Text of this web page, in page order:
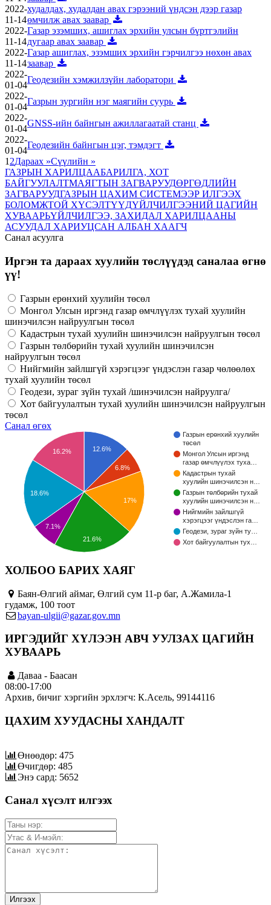
2022-
11-14
худалдах, худалдан авах гэрээний үндсэн дээр газар
өмчилж авах заавар
2022-
11-14
Газар эзэмших, ашиглах эрхийн улсын бүртгэлийн
дугаар авах заавар
2022-
11-14
Газар ашиглах, эзэмших эрхийн гэрчилгээ нөхөн авах
заавар
2022-
01-04
Геодезийн хэмжилзүйн лаборатори
2022-
01-04
Газрын зургийн нэг маягийн суурь
2022-
01-04
GNSS-ийн байнгын ажиллагаатай станц
2022-
01-04
Геодезийн байнгын цэг, тэмдэгт
1 2Дараах »Сүүлийн »
ГАЗРЫН ХАРИЛЦААБАРИЛГА, ХОТ
БАЙГУУЛАЛТМАЯГТЫН ЗАГВАРУУДӨРГӨДЛИЙН
ЗАГВАРУУДГАЗРЫН ЦАХИМ СИСТЕМЭЭР ИЛГЭЭХ
БОЛОМЖТОЙ ХҮСЭЛТҮҮДҮЙЛЧИЛГЭЭНИЙ ЦАГИЙН
ХУВААРЬҮЙЛЧИЛГЭЭ, ЗАХИДАЛ ХАРИЛЦААНЫ
АСУУДАЛ ХАРИУЦСАН АЛБАН ХААГЧ
Санал асуулга
Иргэн та дараах хуулийн төслүүдэд саналаа өгнө
үү!
Газрын ерөнхий хуулийн төсөл
Монгол Улсын иргэнд газар өмчлүүлэх тухай хуулийн
шинэчилсэн найруулгын төсөл
Кадастрын тухай хуулийн шинэчилсэн найруулгын төсөл
Газрын төлбөрийн тухай хуулийн шинэчилсэн
найруулгын төсөл
Нийгмийн зайлшгүй хэрэгцээг үндэслэн газар чөлөөлөх
тухай хуулийн төсөл
Геодези, зураг зүйн тухай /шинэчилсэн найруулга/
Хот байгуулалтын тухай хуулийн шинэчилсэн найруулгын
төсөл
Санал өгөх
Газрын ерөнхий хуулийн
төсөл
Монгол Улсын иргэнд
газар өмчлүүлэх туха…
Кадастрын тухай
хуулийн шинэчилсэн н…
Газрын төлбөрийн тухай
хуулийн шинэчилсэн н…
Нийгмийн зайлшгүй
хэрэгцээг үндэслэн га…
Геодези, зураг зүйн ту…
Хот байгуулалтын тух…
12.6%
6.8%
17%
16.2%
18.6%
7.1%
21.6%
ХОЛБОО БАРИХ ХАЯГ
Баян-Өлгий аймаг, Өлгий сум 11-р баг, А.Жамила-1
гудамж, 100 тоот
bayan-ulgii@gazar.gov.mn
ИРГЭДИЙГ ХҮЛЭЭН АВЧ УУЛЗАХ ЦАГИЙН
ХУВААРЬ
Даваа - Баасан
08:00-17:00
Архив, бичиг хэргийн эрхлэгч: К.Асель, 99144116
ЦАХИМ ХУУДАСНЫ ХАНДАЛТ
Өнөөдөр: 475
Өчигдөр: 485
Энэ сард: 5652
Санал хүсэлт илгээх